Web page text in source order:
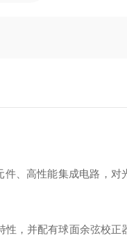
、高性能集成电路，对
，并配有球面余弦校正